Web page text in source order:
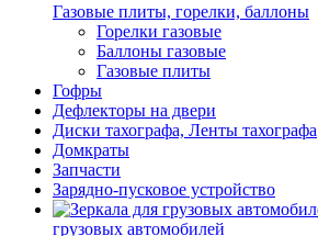
Газовые плиты, горелки, баллоны
Горелки газовые
Баллоны газовые
Газовые плиты
Гофры
Дефлекторы на двери
Диски тахографа, Ленты тахографа
Домкраты
Запчасти
Зарядно-пусковое устройство
грузовых автомобилей